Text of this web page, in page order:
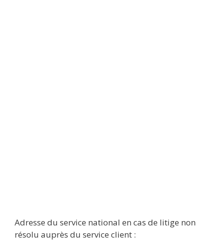
Adresse du service national en cas de litige non
résolu auprès du service client :